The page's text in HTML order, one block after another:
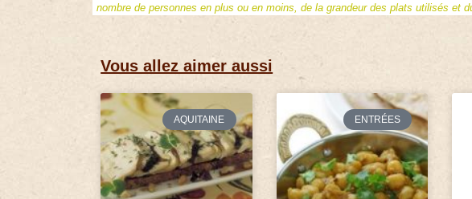
nombre de personnes en plus ou en moins, de la grandeur des plats utilisés et
Vous allez aimer aussi
AQUITAINE ENTRÉES